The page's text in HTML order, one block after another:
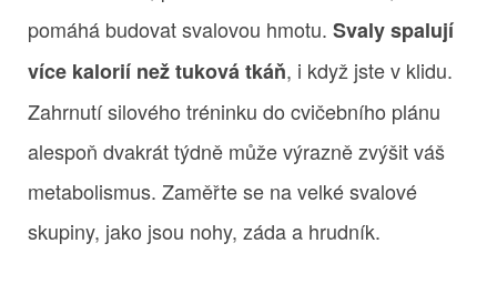
pomáhá budovat svalovou hmotu. Svaly spalují
více kalorií než tuková tkáň, i když jste v klidu.
Zahrnutí silového tréninku do cvičebního plánu
alespoň dvakrát týdně může výrazně zvýšit váš
metabolismus. Zaměřte se na velké svalové
skupiny, jako jsou nohy, záda a hrudník.